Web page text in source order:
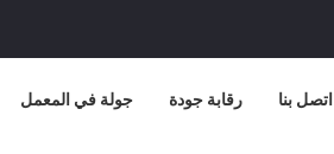
جولة في المعمل رقابة جودة اتصل بنا